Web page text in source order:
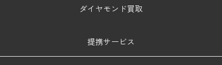
ダイヤモンド買取
提携サービス